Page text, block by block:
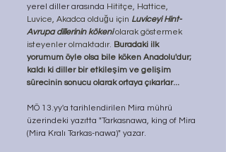
yerel diller arasında Hititçe Hattice
Luvice Akadca olduğu için Luviceyi Hint-
Avrupa dillerinin kökeni olarak göstermek
isteyenler olmaktadır. Buradaki ilk
yorumum öyle olsa bile köken Anadolu'dur;
kaldı ki diller bir etkileşim ve gelişim
sürecinin sonucu olarak ortaya çıkarlar...
MÖ 13.yy'a tarihlendirilen Mira mührü
üzerindeki yazıtta "Tarkasnawa, king of Mira
(Mira Kralı Tarkas-nawa)" yazar.